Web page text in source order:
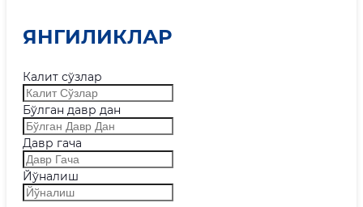
ЯНГИЛИКЛАР
Калит сўзлар
Бўлган давр дан
Давр гача
Йўналиш